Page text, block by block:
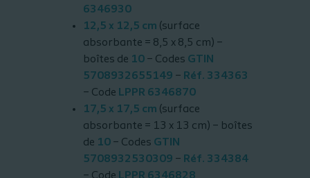
6346930
12,5 x 12,5 cm (surface
absorbante = 8,5 x 8,5 cm) –
boîtes de 10 – Codes GTIN
5708932655149 – Réf. 334363
– Code LPPR 6346870
17,5 x 17,5 cm (surface
absorbante = 13 x 13 cm) – boîtes
de 10 – Codes GTIN
5708932530309 – Réf. 334384